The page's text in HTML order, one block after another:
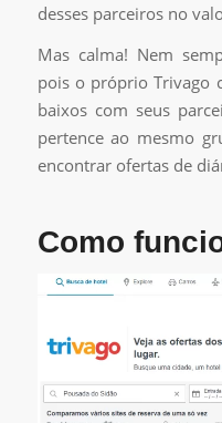
desses parceiros no
Mas calma! Nem
pois o próprio Trivago
baixos com seus
pertence ao mesmo
encontrar ofertas de
Como